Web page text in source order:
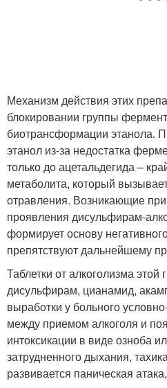
Механизм действия этих
блокировании группы
биотрансформации этанола.
этанол из-за недостатка
только до ацетальдегида –
метаболита, который
отравления. Возникающие
проявления дисульфирам-
формирует основу
препятствуют дальнейшему
Таблетки от алкоголизма
дисульфирам, цианамид,
выработки у больного
между приемом алкоголя и
интоксикации в виде озноба
затрудненного дыхания,
развивается паническая